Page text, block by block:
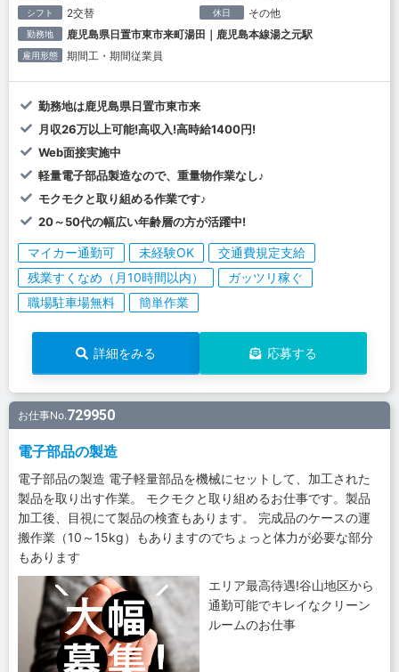
シフト 2交替 休日 その他
勤務地 鹿児島県日置市東市来町湯田｜鹿児島本線湯之元駅
雇用形態 期間工・期間従業員
勤務地は鹿児島県日置市東市来
月収26万以上可能!高収入!高時給1400円!
Web面接実施中
軽量電子部品製造なので、重量物作業なし♪
モクモクと取り組める作業です♪
20～50代の幅広い年齢層の方が活躍中!
マイカー通勤可 未経験OK
交通費規定支給
残業すくなめ（月10時間以内）
ガッツリ稼ぐ
職場駐車場無料
簡単作業
詳細をみる 応募する
お仕事No.729950
電子部品の製造
電子部品の製造 電子軽量部品を機械にセットして、加工された
製品を取り出す作業。 モクモクと取り組めるお仕事です。製品
加工後、目視にて製品の検査もあります。 完成品のケースの運
搬作業（10～15kg）もありますのでちょっと体力が必要な部分
もあります
エリア最高待遇!谷山地区から
通勤可能でキレイなクリーン
ルームのお仕事